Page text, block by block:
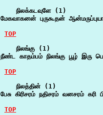
    நிலக்கடவுளே (1)
மேகவாகனன் புருகூதன்
TOP
    நிலங்கு (1)
நீண்ட காதம்பம் நிலங்கு பூழ் இரு
TOP
    நிலத்தின் (1)
பேசு கிரிசரம் நதிசரம் வனசரம்
TOP